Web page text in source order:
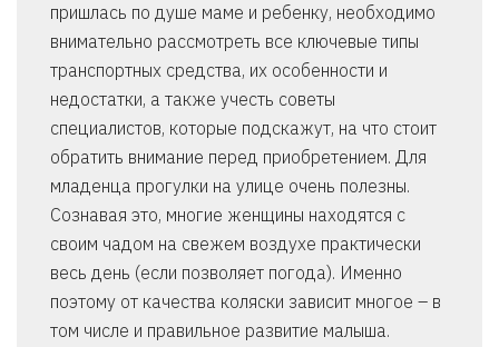
пришлась по душе маме и ребенку, необходимо
внимательно рассмотреть все ключевые типы
транспортных средства, их особенности и
недостатки, а также учесть советы
специалистов, которые подскажут, на что стоит
обратить внимание перед приобретением. Для
младенца прогулки на улице очень полезны.
Сознавая это, многие женщины находятся с
своим чадом на свежем воздухе практически
весь день (если позволяет погода). Именно
поэтому от качества коляски зависит многое – в
том числе и правильное развитие малыша.